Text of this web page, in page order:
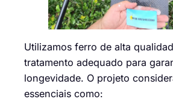
Utilizamos ferro de alta
tratamento adequado para
longevidade. O projeto
essenciais como: